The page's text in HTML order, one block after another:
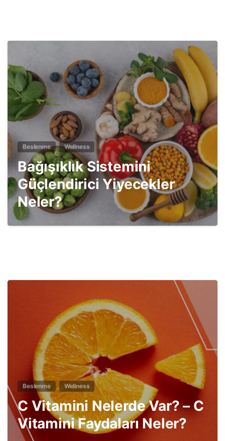
2
Beslenme Wellness
Bağışıklık Sistemini
Güçlendirici Yiyecekler
Neler?
Beslenme Wellness
C Vitamini Nelerde Var? – C
Vitamini Faydaları Neler?